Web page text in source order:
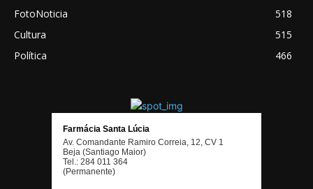
FotoNoticia
518
Cultura
515
Política
466